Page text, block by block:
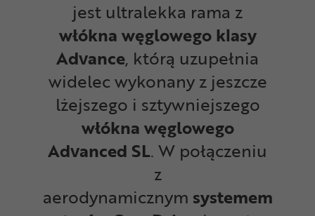
jest ultralekka rama z
włókna węglowego klasy
Advance, którą uzupełnia
widelec wykonany z jeszcze
lżejszego i sztywniejszego
włókna węglowego
Advanced SL. W połączeniu
z
aerodynamicznym systemem